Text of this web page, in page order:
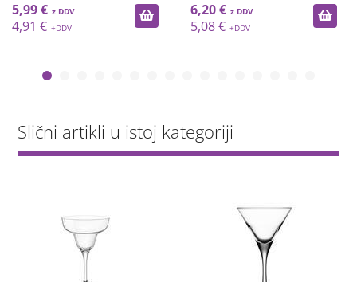
5,99 €
4,91 €
6,20 €
5,08 €
Slični artikli u istoj kategoriji